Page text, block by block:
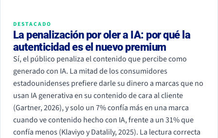
DESTACADO
La penalización por oler a IA: por qué la
autenticidad es el nuevo premium
Sí, el público penaliza el contenido que percibe como
generado con IA. La mitad de los consumidores
estadounidenses prefiere darle su dinero a marcas que no
usan IA generativa en su contenido de cara al cliente
(Gartner, 2026), y solo un 7% confía más en una marca
cuando ve contenido hecho con IA, frente a un 31% que
confía menos (Klaviyo y Datalily, 2025). La lectura correcta